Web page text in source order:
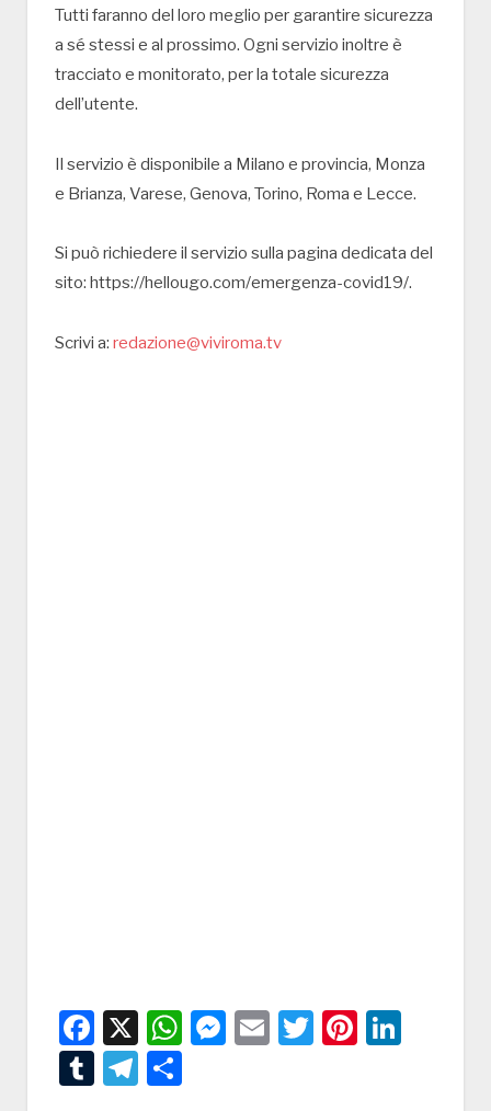
Tutti faranno del loro meglio per garantire sicurezza
a sé stessi e al prossimo. Ogni servizio inoltre è
tracciato e monitorato, per la totale sicurezza
dell’utente.
Il servizio è disponibile a Milano e provincia, Monza
e Brianza, Varese, Genova, Torino, Roma e Lecce.
Si può richiedere il servizio sulla pagina dedicata del
sito: https://hellougo.com/emergenza-covid19/.
Scrivi a: redazione@viviroma.tv
Facebook
X WhatsApp
Messenger
EmailTwitter
TumblrTelegram